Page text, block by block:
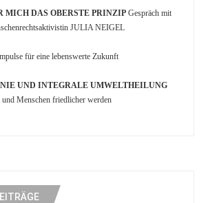
MICH DAS OBERSTE PRINZIP Gespräch mit
JULIA NEIGEL
für eine lebenswerte Zukunft
UND INTEGRALE UMWELTHEILUNG
Menschen friedlicher werden